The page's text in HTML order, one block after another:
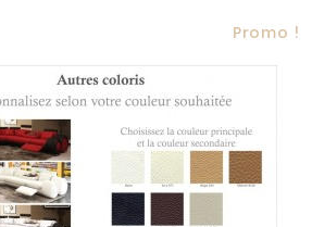
Promo !